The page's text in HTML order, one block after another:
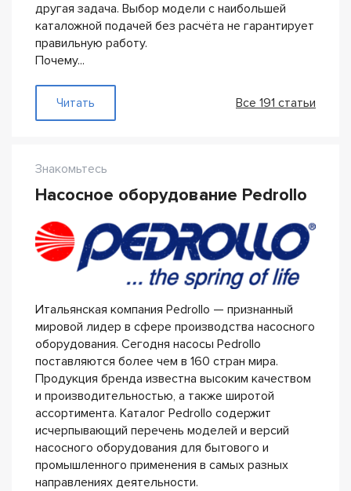
другая задача. Выбор модели с наибольшей
каталожной подачей без расчёта не гарантирует
правильную работу.
Почему...
Читать — Производительность насосаВсе 191 статьи
Знакомьтесь
Насосное оборудование Pedrollo
Итальянская компания Pedrollo — признанный
мировой лидер в сфере производства насосного
оборудования. Сегодня насосы Pedrollo
поставляются более чем в 160 стран мира.
Продукция бренда известна высоким качеством
и производительностью, а также широтой
ассортимента. Каталог Pedrollo содержит
исчерпывающий перечень моделей и версий
насосного оборудования для бытового и
промышленного применения в самых разных
направлениях деятельности.